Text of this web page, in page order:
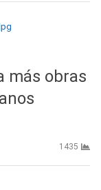
más obras
1435